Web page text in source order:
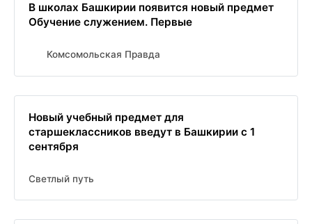
В школах Башкирии появится новый предмет
Обучение служением. Первые
Комсомольская Правда
Новый учебный предмет для
старшеклассников введут в Башкирии с 1
сентября
Светлый путь